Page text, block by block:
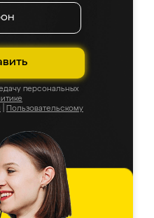
персональных
Пользовательскому